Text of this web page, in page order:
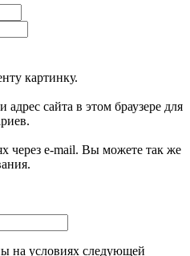
картинку.
сайта в этом браузере для
через e-mail. Вы можете так же
на условиях следующей